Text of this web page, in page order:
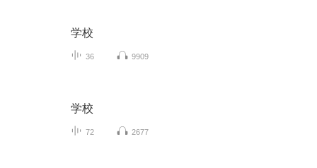
学校
36 9909
学校
72 2677